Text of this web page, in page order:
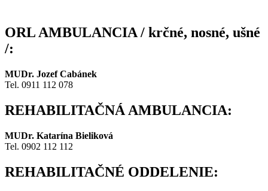
ORL AMBULANCIA / krčné, nosné, ušné
/:
MUDr. Jozef Cabánek
Tel. 0911 112 078
REHABILITAČNÁ AMBULANCIA:
MUDr. Katarína Bieliková
Tel. 0902 112 112
REHABILITAČNÉ ODDELENIE: